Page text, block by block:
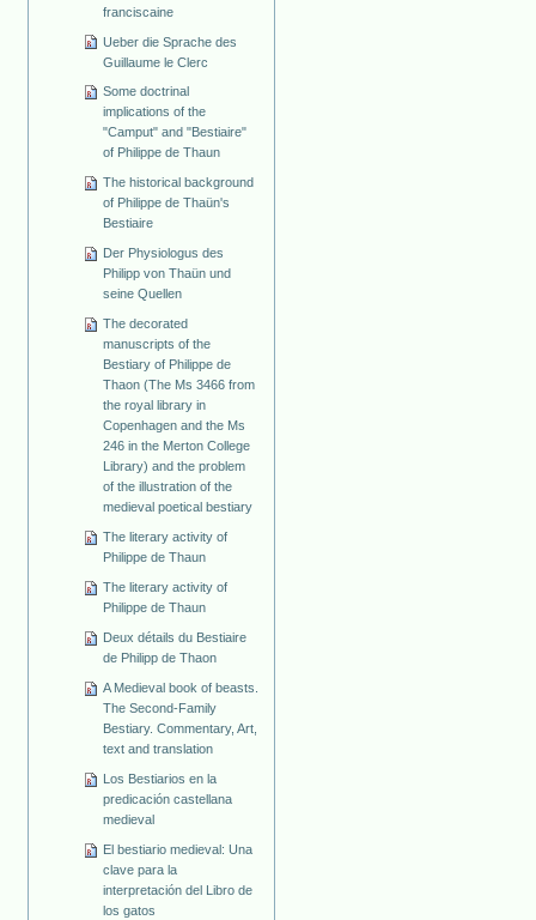
franciscaine
Ueber die Sprache des
Guillaume le Clerc
Some doctrinal
implications of the
"Camput" and "Bestiaire"
of Philippe de Thaun
The historical background
of Philippe de Thaün's
Bestiaire
Der Physiologus des
Philipp von Thaün und
seine Quellen
The decorated
manuscripts of the
Bestiary of Philippe de
Thaon (The Ms 3466 from
the royal library in
Copenhagen and the Ms
246 in the Merton College
Library) and the problem
of the illustration of the
medieval poetical bestiary
The literary activity of
Philippe de Thaun
The literary activity of
Philippe de Thaun
Deux détails du Bestiaire
de Philipp de Thaon
A Medieval book of beasts.
The Second-Family
Bestiary. Commentary, Art,
text and translation
Los Bestiarios en la
predicación castellana
medieval
El bestiario medieval: Una
clave para la
interpretación del Libro de
los gatos